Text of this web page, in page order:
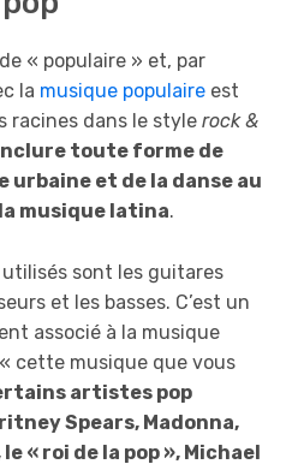
« populaire » et, par
la musique populaire est
racines dans le style rock &
toute forme de
urbaine et de la danse au
musique latina.
sont les guitares
et les basses. C’est un
associé à la musique
cette musique que vous
artistes pop
Spears, Madonna,
« roi de la pop », Michael